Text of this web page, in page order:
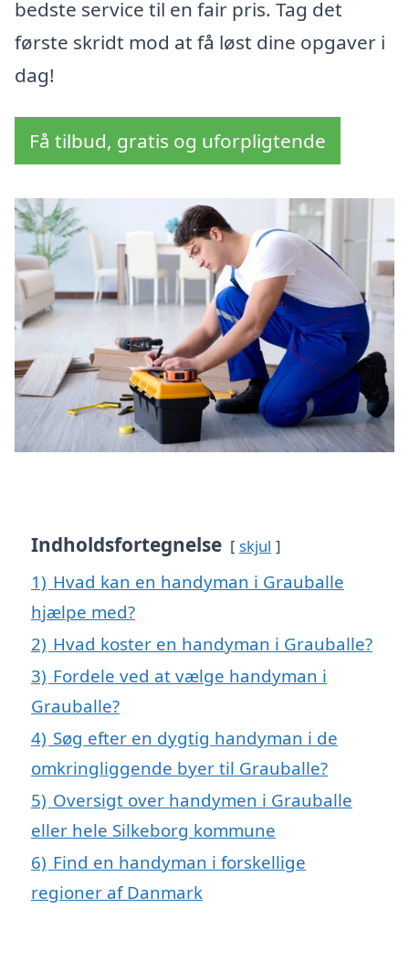
bedste service til en fair pris. Tag det
første skridt mod at få løst dine opgaver i
dag!
Få tilbud, gratis og uforpligtende
Indholdsfortegnelse skjul
1) Hvad kan en handyman i Grauballe
hjælpe med?
2) Hvad koster en handyman i Grauballe?
3) Fordele ved at vælge handyman i
Grauballe?
4) Søg efter en dygtig handyman i de
omkringliggende byer til Grauballe?
5) Oversigt over handymen i Grauballe
eller hele Silkeborg kommune
6) Find en handyman i forskellige
regioner af Danmark